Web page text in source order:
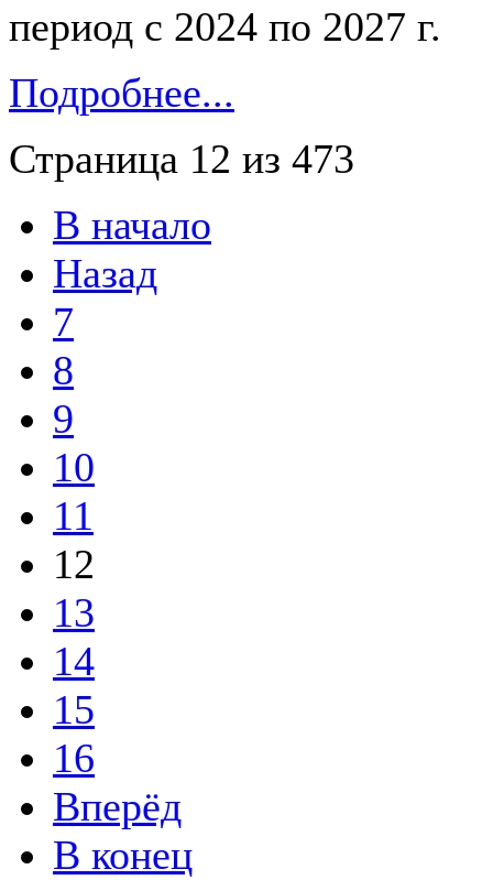
период с 2024 по 2027 г.
Подробнее...
Страница 12 из 473
В начало
Назад
7
8
9
10
11
12
13
14
15
16
Вперёд
В конец